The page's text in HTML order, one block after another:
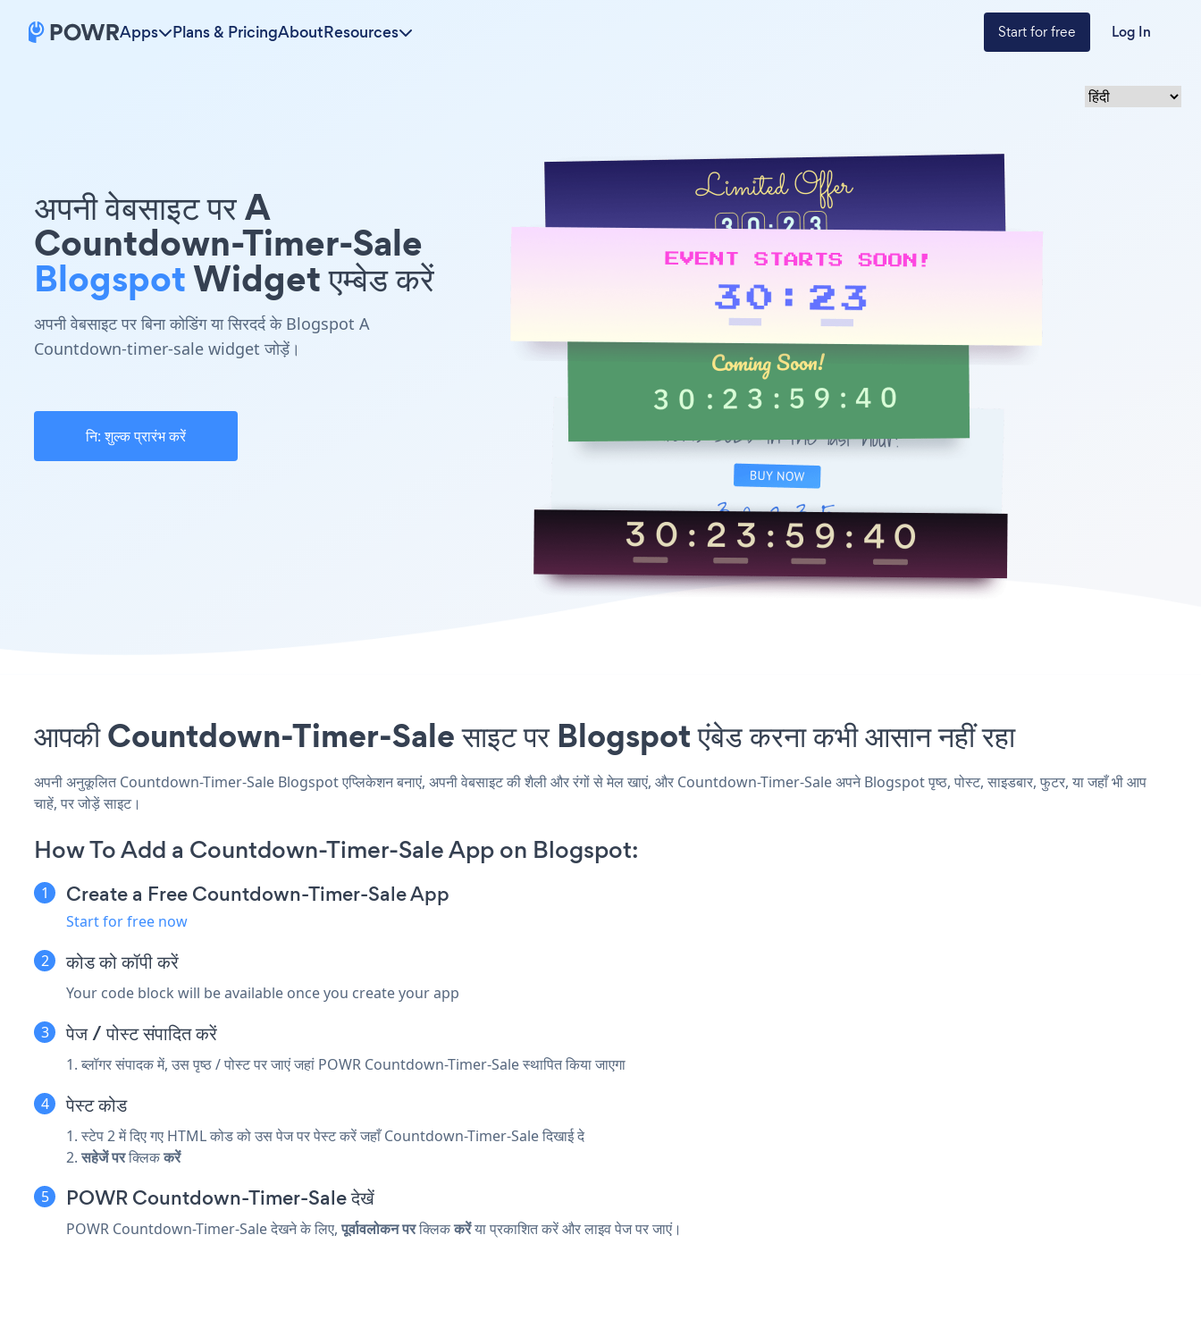
Apps Plans & PricingAboutResources Start for free Log In
अपनी वेबसाइट पर A
Countdown-Timer-Sale
BlogspotWidget एम्बेड करें
अपनी वेबसाइट पर बिना कोडिंग या सिरदर्द के Blogspot A
Countdown-timer-sale widget जोड़ें।
नि: शुल्क प्रारंभ करें
आपकी Countdown-Timer-Sale साइट पर Blogspot एंबेड करना कभी आसान नहीं रहा
अपनी अनुकूलित Countdown-Timer-Sale Blogspot एप्लिकेशन बनाएं, अपनी वेबसाइट की शैली और रंगों से मेल खाएं, और Countdown-Timer-Sale अपने Blogspot पृष्ठ, पोस्ट, साइडबार, फुटर, या जहाँ भी आप
चाहें, पर जोड़ें साइट।
How To Add a Countdown-Timer-Sale App on Blogspot:
Create a Free Countdown-Timer-Sale App
Start for free now
कोड को कॉपी करें
Your code block will be available once you create your app
पेज / पोस्ट संपादित करें
1. ब्लॉगर संपादक में, उस पृष्ठ / पोस्ट पर जाएं जहां POWR Countdown-Timer-Sale स्थापित किया जाएगा
पेस्ट कोड
1. स्टेप 2 में दिए गए HTML कोड को उस पेज पर पेस्ट करें जहाँ Countdown-Timer-Sale दिखाई दे
2.सहेजें परक्लिककरें
POWR Countdown-Timer-Sale देखें
POWR Countdown-Timer-Sale देखने के लिए,पूर्वावलोकन परक्लिककरेंया प्रकाशित करें और लाइव पेज पर जाएं।